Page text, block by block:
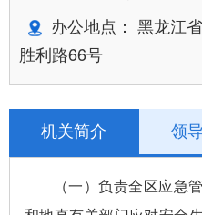
办公地点： 黑龙江
胜利路66号
机关简介 领
（一）负责全区应急